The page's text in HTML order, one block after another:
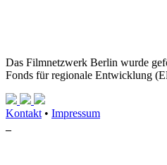
Das Filmnetzwerk Berlin wurde
Fonds für regionale Entwicklung
Kontakt • Impressum